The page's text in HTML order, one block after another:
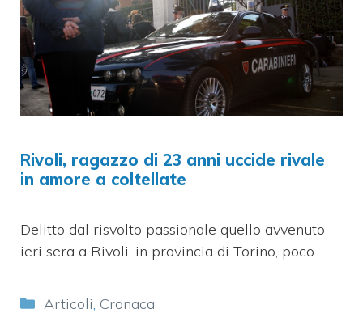
Rivoli, ragazzo di 23 anni uccide rivale
in amore a coltellate
Delitto dal risvolto passionale quello avvenuto
ieri sera a Rivoli, in provincia di Torino, poco
Categorie
Articoli, Cronaca